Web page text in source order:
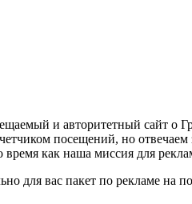
и авторитетный сайт о
посещений, но
как наша миссия для
для вас пакет по рекламе на